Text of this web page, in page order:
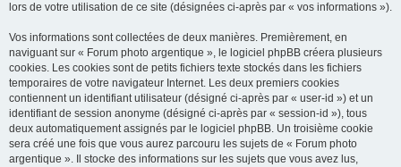
lors de votre utilisation de ce site (désignées ci-après par « vos informations »).
Vos informations sont collectées de deux manières. Premièrement, en
naviguant sur « Forum photo argentique », le logiciel phpBB créera plusieurs
cookies. Les cookies sont de petits fichiers texte stockés dans les fichiers
temporaires de votre navigateur Internet. Les deux premiers cookies
contiennent un identifiant utilisateur (désigné ci-après par « user-id ») et un
identifiant de session anonyme (désigné ci-après par « session-id »), tous
deux automatiquement assignés par le logiciel phpBB. Un troisième cookie
sera créé une fois que vous aurez parcouru les sujets de « Forum photo
argentique ». Il stocke des informations sur les sujets que vous avez lus,